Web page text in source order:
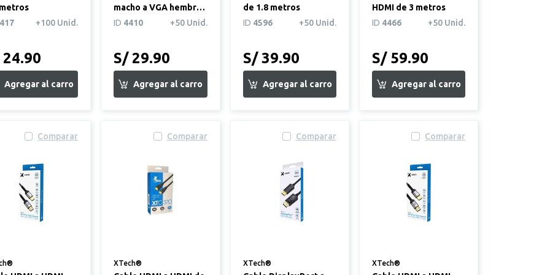
+100 Unid.
macho a VGA hembra
blanco
ID 4410 +50 Unid.
S/ 29.90
de 1.8 metros
ID 4596 +50 Unid.
S/ 39.90
HDMI de 3 metros
ID 4466 +50 Unid.
S/ 59.90
Comparar Comparar
XTech®
Comparar
XTech®
Comparar
XTech®